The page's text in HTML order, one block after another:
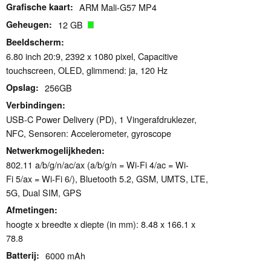
Grafische kaart ARM Mali-G57 MP4
Geheugen 12 GB
Beeldscherm
6.80 inch 20:9, 2392 x 1080 pixel, Capacitive
touchscreen, OLED, glimmend: ja, 120 Hz
Opslag 256GB
Verbindingen
USB-C Power Delivery (PD), 1 Vingerafdruklezer,
NFC, Sensoren: Accelerometer, gyroscope
Netwerkmogelijkheden
802.11 a/b/g/n/ac/ax (a/b/g/n = Wi-Fi 4/ac = Wi-
Fi 5/ax = Wi-Fi 6/), Bluetooth 5.2, GSM, UMTS, LTE,
5G, Dual SIM, GPS
Afmetingen
hoogte x breedte x diepte (in mm): 8.48 x 166.1 x
78.8
Batterij 6000 mAh